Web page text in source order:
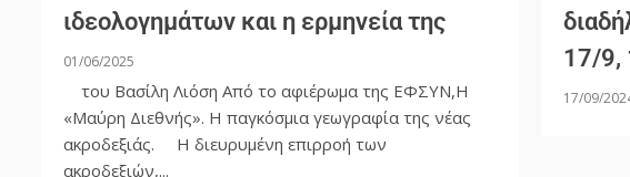
ιδεολογημάτων και η ερμηνεία της
01/06/2025
του Βασίλη Λιόση Από το αφιέρωμα της ΕΦΣΥΝ,Η
«Μαύρη Διεθνής». Η παγκόσμια γεωγραφία της νέας
ακροδεξιάς. Η διευρυμένη επιρροή των
ακροδεξιών,...
17/9,
17/09/